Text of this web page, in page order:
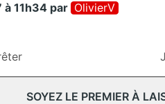
à 11h34 par OlivierV
SOYEZ LE PREMIER À